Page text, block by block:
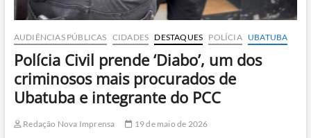
AUDIÊNCIAS PÚBLICAS CIDADES DESTAQUES POLÍCIA UBATUBA
Polícia Civil prende ‘Diabo’, um dos
criminosos mais procurados de
Ubatuba e integrante do PCC
Redação Nova Imprensa
19 de maio de 2026